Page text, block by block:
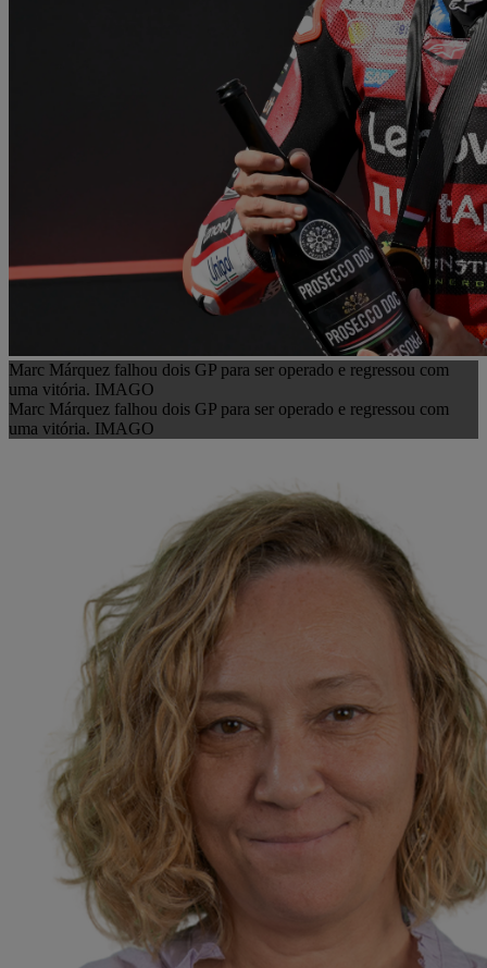
Marc Márquez falhou dois GP para ser operado e regressou com
uma vitória. IMAGO
Marc Márquez falhou dois GP para ser operado e regressou com
uma vitória. IMAGO